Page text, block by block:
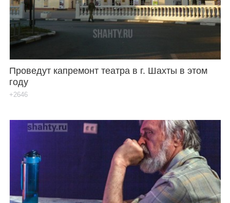
Проведут капремонт театра в г. Шахты в этом
году
+2646